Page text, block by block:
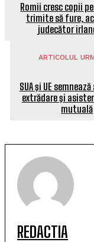
Romii cresc copii
trimite să fure,
judecător
ARTICOLUL
SUA şi UE
extrădare şi
mutuală
REDACTIA